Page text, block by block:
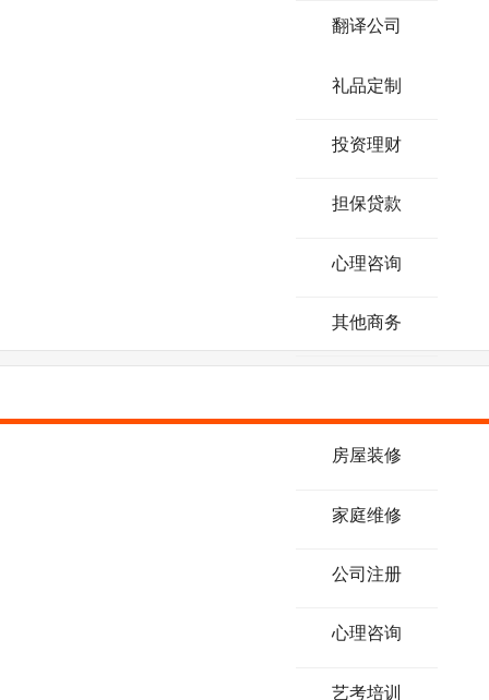
翻译公司
礼品定制
投资理财
担保贷款
心理咨询
其他商务
房屋装修
家庭维修
公司注册
心理咨询
艺考培训